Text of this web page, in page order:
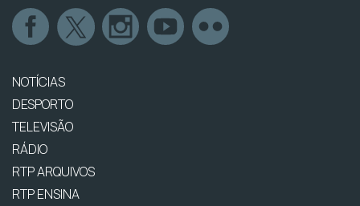
NOTÍCIAS
DESPORTO
TELEVISÃO
RÁDIO
RTP ARQUIVOS
RTP ENSINA